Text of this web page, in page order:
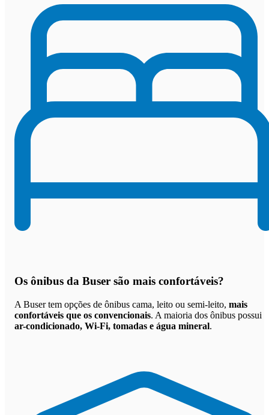
Os ônibus da Buser são mais confortáveis?
A Buser tem opções de ônibus cama, leito ou semi-leito, mais
confortáveis que os convencionais. A maioria dos ônibus possui
ar-condicionado, Wi-Fi, tomadas e água mineral.